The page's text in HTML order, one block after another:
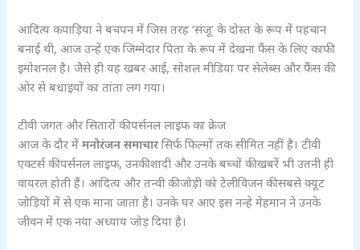
आदित्य कपाड़िया ने बचपन में जिस तरह ‘संजू’ के दोस्त के रूप में पहचान
बनाई थी, आज उन्हें एक जिम्मेदार पिता के रूप में देखना फैंस के लिए काफी
इमोशनल है। जैसे ही यह खबर आई, सोशल मीडिया पर सेलेब्स और फैंस की
ओर से बधाइयों का तांता लग गया।
टीवी जगत और सितारों की पर्सनल लाइफ का क्रेज
आज के दौर मेंमनोरंजन समाचार सिर्फ फिल्मों तक सीमित नहीं है। टीवी
एक्टर्स की पर्सनल लाइफ, उनकी शादी और उनके बच्चों की खबरें भी उतनी ही
वायरल होती हैं। आदित्य और तन्वी की जोड़ी को टेलीविजन की सबसे क्यूट
जोड़ियों में से एक माना जाता है। उनके घर आए इस नन्हे मेहमान ने उनके
जीवन में एक नया अध्याय जोड़ दिया है।